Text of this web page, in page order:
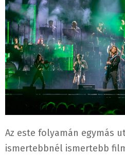
Az este folyamán egymás
ismertebbnél ismertebb